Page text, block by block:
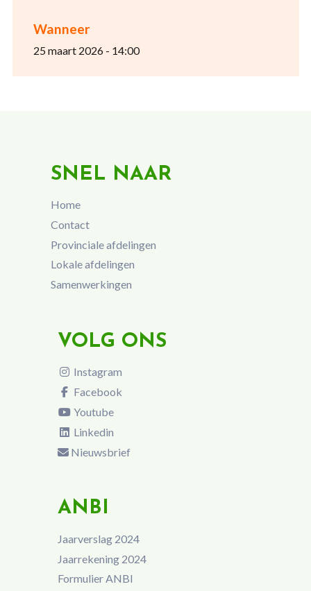
Wanneer
25 maart 2026 - 14:00
SNEL NAAR
Home
Contact
Provinciale afdelingen
Lokale afdelingen
Samenwerkingen
VOLG ONS
Instagram
Facebook
Youtube
Linkedin
Nieuwsbrief
ANBI
Jaarverslag 2024
Jaarrekening 2024
Formulier ANBI